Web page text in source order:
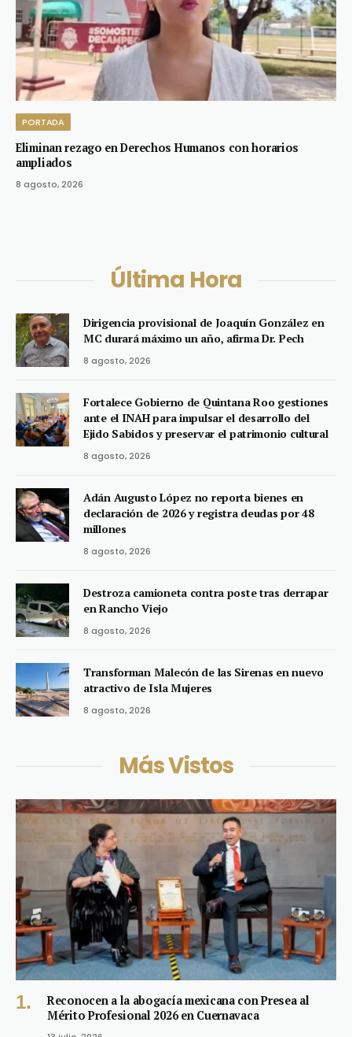
PORTADA
Eliminan rezago en Derechos Humanos con horarios
ampliados
8 agosto, 2026
Última Hora
Dirigencia provisional de Joaquín González en
MC durará máximo un año, afirma Dr. Pech
8 agosto, 2026
Fortalece Gobierno de Quintana Roo gestiones
ante el INAH para impulsar el desarrollo del
Ejido Sabidos y preservar el patrimonio cultural
8 agosto, 2026
Adán Augusto López no reporta bienes en
declaración de 2026 y registra deudas por 48
millones
8 agosto, 2026
Destroza camioneta contra poste tras derrapar
en Rancho Viejo
8 agosto, 2026
Transforman Malecón de las Sirenas en nuevo
atractivo de Isla Mujeres
8 agosto, 2026
Más Vistos
Reconocen a la abogacía mexicana con Presea al
Mérito Profesional 2026 en Cuernavaca